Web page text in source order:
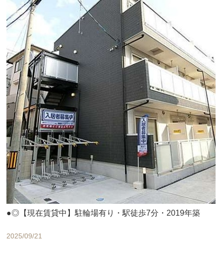
●◎【現在賃貸中】駐輪場有り・駅徒歩7分・2019年築
2025/09/21